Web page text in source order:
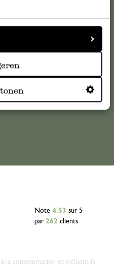
de conseil ou d’aide,
clientèle. Ou retrouvez ici
fréquemment posées.
Note 4.53 sur 5
par 262 clients
la consommation et incluent la